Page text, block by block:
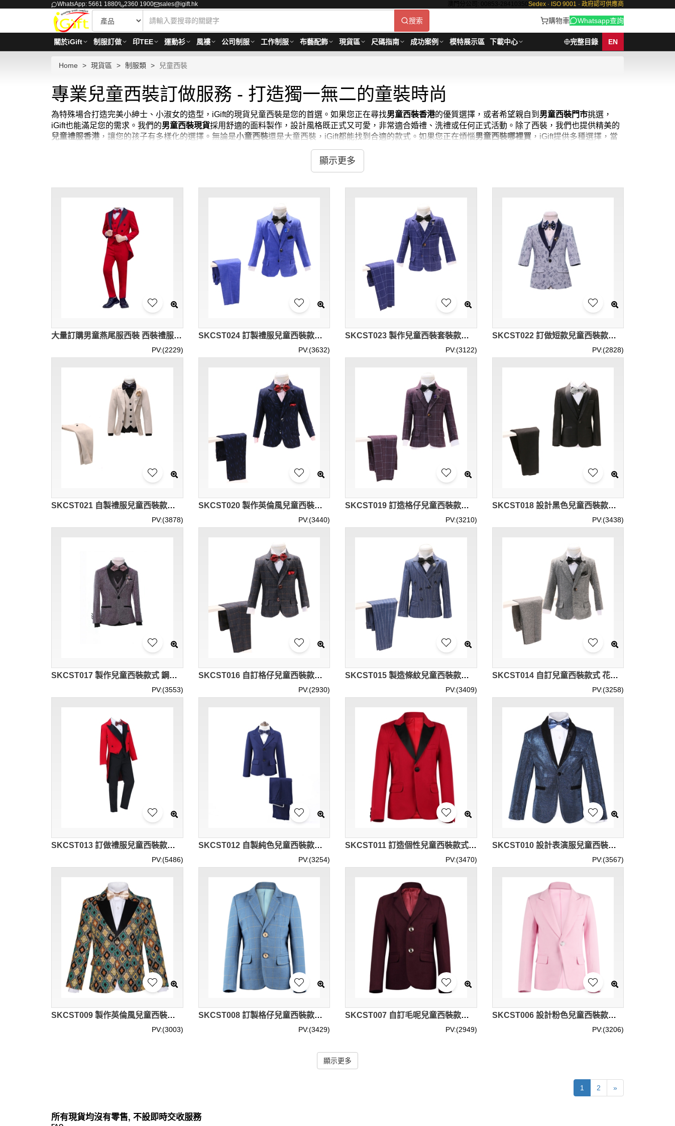
WhatsApp: 5661 1880 2360 1900 sales@igift.hk 澳門分公司: 00853-28410350 Sedex · ISO 9001 · 政府認可供應商
搜索 購物車 Whatsapp查詢
關於iGift 制服訂做 印TEE 運動衫 風褸 公司制服 工作制服 布藝配飾 現貨區 尺碼指南 成功案例 模特展示區 下載中心 完整目錄 EN
Home 現貨區 制服類 兒童西裝
專業兒童西裝訂做服務 - 打造獨一無二的童裝時尚
為特殊場合打造完美小紳士、小淑女的造型，iGift的現貨兒童西裝是您的首選。如果您正在尋找男童西裝香港的優質選擇，或者希望親自到 男童西裝門市挑選，
iGift也能滿足您的需求。我們的男童西裝現貨採用舒適的面料製作，設計風格既正式又可愛，非常適合婚禮、洗禮或任何正式活動。除了西裝，我們也提供精美的
兒童禮服香港，讓您的孩子有多樣化的選擇。無論是小童西裝還是大童西裝，iGift都能找到合適的款式。如果您正在煩惱男童西裝哪裡買 ，iGift提供多種選擇，當
，讓您可以即時為孩子準備好出席重要場合的服裝。
在iGift，我們了解每一位家長都希望孩子在特殊活動中看起來既整齊又時尚。因此，我們提供多種款式和尺寸的現貨兒童西裝，以滿足不同年齡和身型的需求。無
論是經典的黑色西裝還是帶有趣味圖案的設計，iGift的現貨兒童西裝都能讓您的小寶貝在眾人中脫穎而出。立即選擇iGift，給您的孩子一個難忘的華麗變身！現貨
兒童西裝最少訂購量 -MOQ: 1件起 ； 價格：HKD120 / 起, 視乎數量而定。貨期約需3-7天
顯示更多
大量訂購男童燕尾服西裝 西裝禮服 演出男童西裝 鋼琴演出服 歌唱服 SKCST025
PV:(2229)
SKCST024 訂製禮服兒童西裝款式 花仔衫 花童禮服 主持人服裝 兒童西裝專營
PV:(3632)
SKCST023 製作兒童西裝套裝款式 花仔 禮服 格仔西裝 五件套 花仔衫 兒童西裝工廠
PV:(3122)
SKCST022 訂做短款兒童西裝款式 七分袖 表演服 花仔衫 花仔 禮服 兒童西裝製造商
PV:(2828)
SKCST021 自製禮服兒童西裝款式 花童禮服 表演服 花仔衫 兒童西裝專門店
PV:(3878)
SKCST020 製作英倫風兒童西裝款式 花仔衫 主持人 表演服 花仔 禮服 兒童西裝中心
PV:(3440)
SKCST019 訂造格仔兒童西裝款式 五件套 花仔衫 花童禮服 兒童西裝製衣廠
PV:(3210)
SKCST018 設計黑色兒童西裝款式 花童禮服 花仔衫 兒童西裝專門店
PV:(3438)
SKCST017 製作兒童西裝款式 鋼琴表演服 花仔衫 花童禮服 兒童西裝生產商
PV:(3553)
SKCST016 自訂格仔兒童西裝款式 格仔西裝 花童禮服 兒童西裝廠房
PV:(2930)
SKCST015 製造條紋兒童西裝款式 條紋 五件套 花仔禮服 表演 面試 喜慶活動 兒童西裝工廠
PV:(3409)
SKCST014 自訂兒童西裝款式 花仔禮服 花仔衫 表演服 面試 喜慶活動 五件套 兒童西裝廠房
PV:(3258)
SKCST013 訂做禮服兒童西裝款式 燕尾服 花仔衫 花仔禮服 兒童西裝專門店
PV:(5486)
SKCST012 自製純色兒童西裝款式 花仔禮服 表演服 花仔衫 喜慶活動 兒童西裝生產商
PV:(3254)
SKCST011 訂造個性兒童西裝款式 花仔禮服 表演服 喜慶活動 兒童西裝中心
PV:(3470)
SKCST010 設計表演服兒童西裝款式 表演服 主持人 花仔衫 花仔 禮服 兒童西裝專營
PV:(3567)
SKCST009 製作英倫風兒童西裝款式 西裝套裝 主持人 表演服 花仔 喜慶活動 兒童西裝製造商
PV:(3003)
SKCST008 訂製格仔兒童西裝款式 格仔西裝 花仔衫 面試服裝 花童禮服 兒童西裝中心
PV:(3429)
SKCST007 自訂毛呢兒童西裝款式 花仔禮服 喜慶活動 花仔衫 表演服 兒童西裝製衣廠
PV:(2949)
SKCST006 設計粉色兒童西裝款式 表演服 花仔衫 花仔 禮服 喜慶活動 兒童西裝廠房
PV:(3206)
顯示更多
1 2 »
所有現貨均沒有零售, 不設即時交收服務